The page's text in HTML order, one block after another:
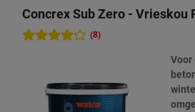
Concrex Sub Zero - Vrieskou
(8)
Voor